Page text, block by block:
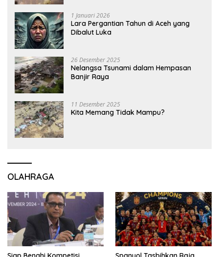
1 Januari 2026
Lara Pergantian Tahun di Aceh yang
Dibalut Luka
26 Desember 2025
Nelangsa Tsunami dalam Hempasan
Banjir Raya
11 Desember 2025
Kita Memang Tidak Mampu?
OLAHRAGA